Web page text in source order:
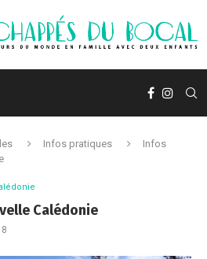
Infos pratiques
Infos
Calédonie